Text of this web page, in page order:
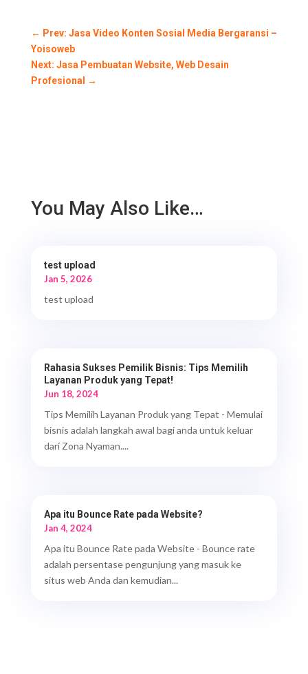
← Prev: Jasa Video Konten Sosial Media Bergaransi –
Yoisoweb
Next: Jasa Pembuatan Website, Web Desain
Profesional
→
You May Also Like…
test upload
Jan 5, 2026
test upload
Rahasia Sukses Pemilik Bisnis: Tips Memilih
Layanan Produk yang Tepat!
Jun 18, 2024
Tips Memilih Layanan Produk yang Tepat - Memulai
bisnis adalah langkah awal bagi anda untuk keluar
dari Zona Nyaman....
Apa itu Bounce Rate pada Website?
Jan 4, 2024
Apa itu Bounce Rate pada Website - Bounce rate
adalah persentase pengunjung yang masuk ke
situs web Anda dan kemudian...